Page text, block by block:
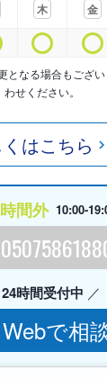
木
金
となる場合もござ
わせください。
はこちら
間外 10:00-
24時間受付中
Webで相